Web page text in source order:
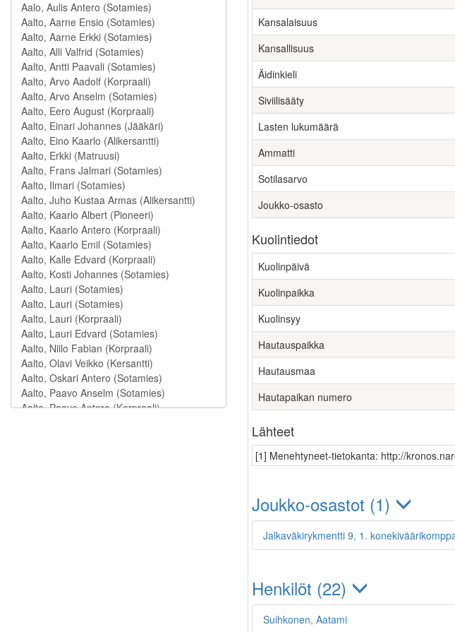
Kansalaisuus
Kansallisuus
Äidinkieli
Siviilisääty
Lasten lukumäärä
Ammatti
Sotilasarvo
Joukko-osasto
Kuolintiedot
Kuolinpäivä
Kuolinpaikka
Kuolinsyy
Hautauspaikka
Hautausmaa
Hautapaikan numero
Lähteet
[1] Menehtyneet-tietokanta: http://
Joukko-osastot (1)
Jalkaväkirykmentti 9, 1.
Henkilöt (22)
Suihkonen, Aatami